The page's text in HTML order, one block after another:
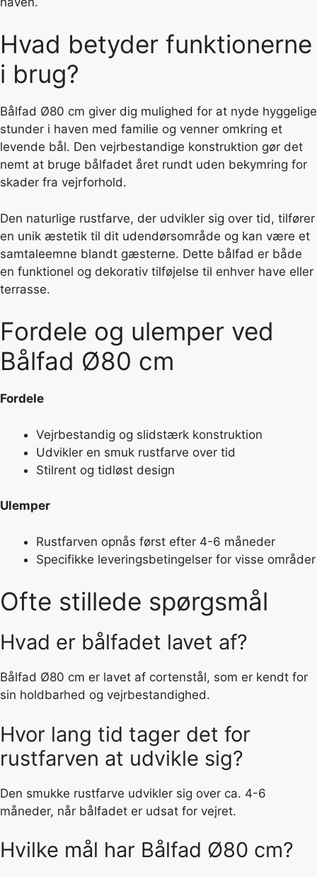
Hvad betyder funktionerne
i brug?
Bålfad Ø80 cm giver dig mulighed for at nyde hyggelige
stunder i haven med familie og venner omkring et
levende bål. Den vejrbestandige konstruktion gør det
nemt at bruge bålfadet året rundt uden bekymring for
skader fra vejrforhold.
Den naturlige rustfarve, der udvikler sig over tid, tilfører
en unik æstetik til dit udendørsområde og kan være et
samtaleemne blandt gæsterne. Dette bålfad er både
en funktionel og dekorativ tilføjelse til enhver have eller
terrasse.
Fordele og ulemper ved
Bålfad Ø80 cm
Fordele
Vejrbestandig og slidstærk konstruktion
Udvikler en smuk rustfarve over tid
Stilrent og tidløst design
Ulemper
Rustfarven opnås først efter 4-6 måneder
Specifikke leveringsbetingelser for visse områder
Ofte stillede spørgsmål
Hvad er bålfadet lavet af?
Bålfad Ø80 cm er lavet af cortenstål, som er kendt for
sin holdbarhed og vejrbestandighed.
Hvor lang tid tager det for
rustfarven at udvikle sig?
Den smukke rustfarve udvikler sig over ca. 4-6
måneder, når bålfadet er udsat for vejret.
Hvilke mål har Bålfad Ø80 cm?